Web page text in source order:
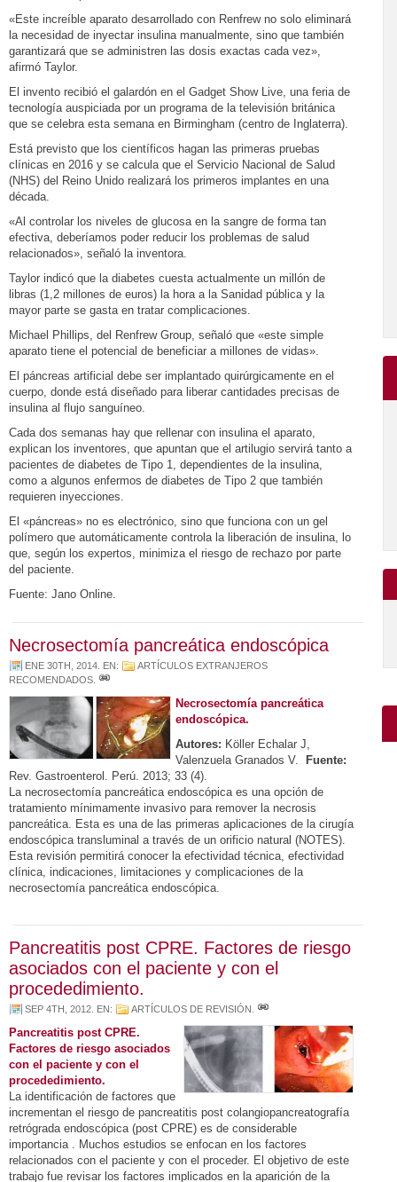
«Este increíble aparato desarrollado con Renfrew no solo eliminará
la necesidad de inyectar insulina manualmente, sino que también
garantizará que se administren las dosis exactas cada vez»,
afirmó Taylor.
El invento recibió el galardón en el Gadget Show Live, una feria de
tecnología auspiciada por un programa de la televisión británica
que se celebra esta semana en Birmingham (centro de Inglaterra).
Está previsto que los científicos hagan las primeras pruebas
clínicas en 2016 y se calcula que el Servicio Nacional de Salud
(NHS) del Reino Unido realizará los primeros implantes en una
década.
«Al controlar los niveles de glucosa en la sangre de forma tan
efectiva, deberíamos poder reducir los problemas de salud
relacionados», señaló la inventora.
Taylor indicó que la diabetes cuesta actualmente un millón de
libras (1,2 millones de euros) la hora a la Sanidad pública y la
mayor parte se gasta en tratar complicaciones.
Michael Phillips, del Renfrew Group, señaló que «este simple
aparato tiene el potencial de beneficiar a millones de vidas».
El páncreas artificial debe ser implantado quirúrgicamente en el
cuerpo, donde está diseñado para liberar cantidades precisas de
insulina al flujo sanguíneo.
Cada dos semanas hay que rellenar con insulina el aparato,
explican los inventores, que apuntan que el artilugio servirá tanto a
pacientes de diabetes de Tipo 1, dependientes de la insulina,
como a algunos enfermos de diabetes de Tipo 2 que también
requieren inyecciones.
El «páncreas» no es electrónico, sino que funciona con un gel
polímero que automáticamente controla la liberación de insulina, lo
que, según los expertos, minimiza el riesgo de rechazo por parte
del paciente.
Fuente: Jano Online.
Necrosectomía pancreática endoscópica
ENE 30TH, 2014 . EN:
ARTÍCULOS EXTRANJEROS
RECOMENDADOS
Necrosectomía pancreática
endoscópica.
Autores: Köller Echalar J,
Valenzuela Granados V.
Fuente:
Rev. Gastroenterol. Perú. 2013; 33 (4).
La necrosectomía pancreática endoscópica es una opción de
tratamiento mínimamente invasivo para remover la necrosis
pancreática. Esta es una de las primeras aplicaciones de la cirugía
endoscópica transluminal a través de un orificio natural (NOTES).
Esta revisión permitirá conocer la efectividad técnica, efectividad
clínica, indicaciones, limitaciones y complicaciones de la
necrosectomía pancreática endoscópica.
Pancreatitis post CPRE. Factores de riesgo
asociados con el paciente y con el
procededimiento.
SEP 4TH, 2012 . EN: ARTÍCULOS DE REVISIÓN
Pancreatitis post CPRE.
Factores de riesgo asociados
con el paciente y con el
procededimiento.
La identificación de factores que
incrementan el riesgo de pancreatitis post colangiopancreatografía
retrógrada endoscópica (post CPRE) es de considerable
importancia . Muchos estudios se enfocan en los factores
relacionados con el paciente y con el proceder. El objetivo de este
trabajo fue revisar los factores implicados en la aparición de la